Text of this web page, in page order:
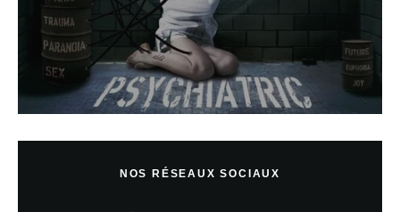
NOS RÉSEAUX SOCIAUX